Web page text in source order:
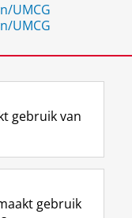
UMCG
UMCG
R
S
-
I
n
t
Y
o
T
gebruik van
gebruik